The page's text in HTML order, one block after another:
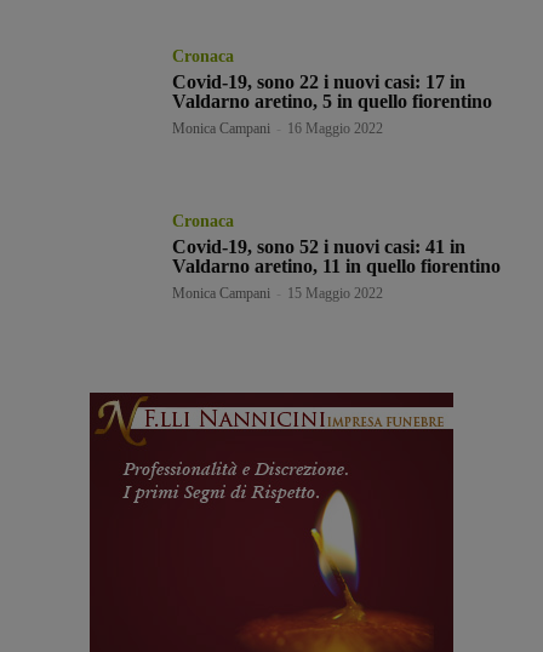
Cronaca
Covid-19, sono 22 i nuovi casi: 17 in
Valdarno aretino, 5 in quello fiorentino
Monica Campani 16 Maggio 2022
Cronaca
Covid-19, sono 52 i nuovi casi: 41 in
Valdarno aretino, 11 in quello fiorentino
Monica Campani 15 Maggio 2022